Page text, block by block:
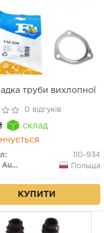
труби вихлопної
0 відгуків
склад
110-934
Fischer Automotive One (FA1)
Польща
КУПИТИ